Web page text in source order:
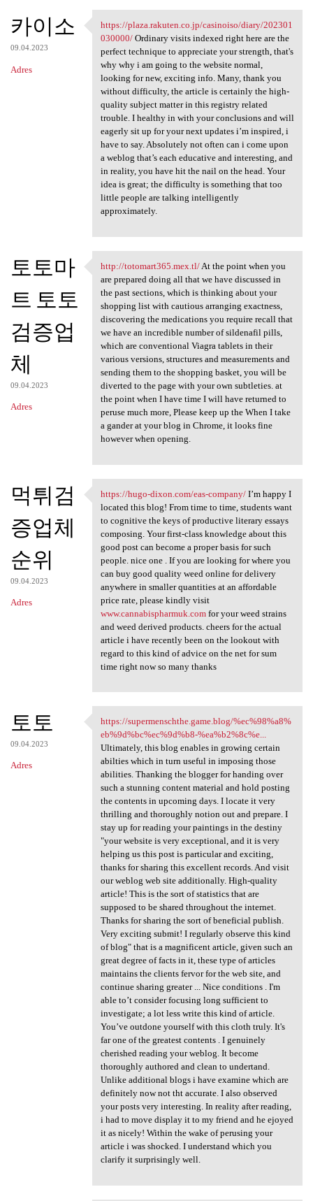
카이소
09.04.2023
Adres
https://plaza.rakuten.co.jp
https://plaza.rakuten.co.jp/casinoiso/diary/202301
030000/Ordinary visits indexed right here are the
perfect technique to appreciate your strength, that's
why why i am going to the website normal,
looking for new, exciting info. Many, thank you
without difficulty, the article is certainly the high-
quality subject matter in this registry related
trouble. I healthy in with your conclusions and will
eagerly sit up for your next updates i’m inspired, i
have to say. Absolutely not often can i come upon
a weblog that’s each educative and interesting, and
in reality, you have hit the nail on the head. Your
idea is great; the difficulty is something that too
little people are talking intelligently
approximately.
토토마
트 토토
검증업
체
09.04.2023
Adres
http://totomart365.mex.tl/ At
http://totomart365.mex.tl/At the point when you
are prepared doing all that we have discussed in
the past sections, which is thinking about your
shopping list with cautious arranging exactness,
discovering the medications you require recall that
we have an incredible number of sildenafil pills,
which are conventional Viagra tablets in their
various versions, structures and measurements and
sending them to the shopping basket, you will be
diverted to the page with your own subtleties. at
the point when I have time I will have returned to
peruse much more, Please keep up the When I take
a gander at your blog in Chrome, it looks fine
however when opening.
먹튀검
증업체
순위
09.04.2023
Adres
https://hugo-dixon.com/eas
https://hugo-dixon.com/eas-company/I’m happy I
located this blog! From time to time, students want
to cognitive the keys of productive literary essays
composing. Your first-class knowledge about this
good post can become a proper basis for such
people. nice one . If you are looking for where you
can buy good quality weed online for delivery
anywhere in smaller quantities at an affordable
price rate, please kindly visit
www.cannabispharmuk.comfor your weed strains
and weed derived products. cheers for the actual
article i have recently been on the lookout with
regard to this kind of advice on the net for sum
time right now so many thanks
토토
09.04.2023
Adres
https://supermenschthe.game
https://supermenschthe.game.blog/%ec%98%a8%
eb%9d%bc%ec%9d%b8-%ea%b2%8c%e...
Ultimately, this blog enables in growing certain
abilties which in turn useful in imposing those
abilities. Thanking the blogger for handing over
such a stunning content material and hold posting
the contents in upcoming days. I locate it very
thrilling and thoroughly notion out and prepare. I
stay up for reading your paintings in the destiny
"your website is very exceptional, and it is very
helping us this post is particular and exciting,
thanks for sharing this excellent records. And visit
our weblog web site additionally. High-quality
article! This is the sort of statistics that are
supposed to be shared throughout the internet.
Thanks for sharing the sort of beneficial publish.
Very exciting submit! I regularly observe this kind
of blog" that is a magnificent article, given such an
great degree of facts in it, these type of articles
maintains the clients fervor for the web site, and
continue sharing greater ... Nice conditions . I'm
able to’t consider focusing long sufficient to
investigate; a lot less write this kind of article.
You’ve outdone yourself with this cloth truly. It's
far one of the greatest contents . I genuinely
cherished reading your weblog. It become
thoroughly authored and clean to undertand.
Unlike additional blogs i have examine which are
definitely now not tht accurate. I also observed
your posts very interesting. In reality after reading,
i had to move display it to my friend and he ejoyed
it as nicely! Within the wake of perusing your
article i was shocked. I understand which you
clarify it surprisingly well.